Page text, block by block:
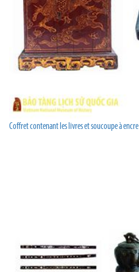
Coffret contenant les livres et soucoupe à encre